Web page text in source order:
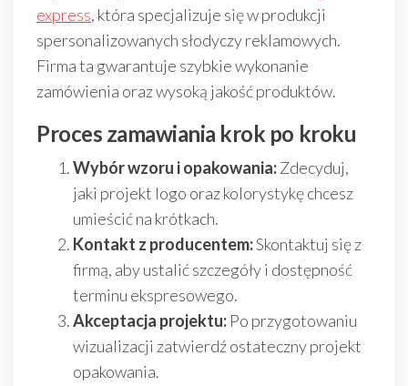
express, która specjalizuje się w produkcji
spersonalizowanych słodyczy reklamowych.
Firma ta gwarantuje szybkie wykonanie
zamówienia oraz wysoką jakość produktów.
Proces zamawiania krok po kroku
Wybór wzoru i opakowania:Zdecyduj,
jaki projekt logo oraz kolorystykę chcesz
umieścić na krótkach.
Kontakt z producentem:Skontaktuj się z
firmą, aby ustalić szczegóły i dostępność
terminu ekspresowego.
Akceptacja projektu: Po przygotowaniu
wizualizacji zatwierdź ostateczny projekt
opakowania.